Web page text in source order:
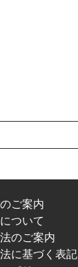
ご案内
ついて
のご案内
に基づく表記